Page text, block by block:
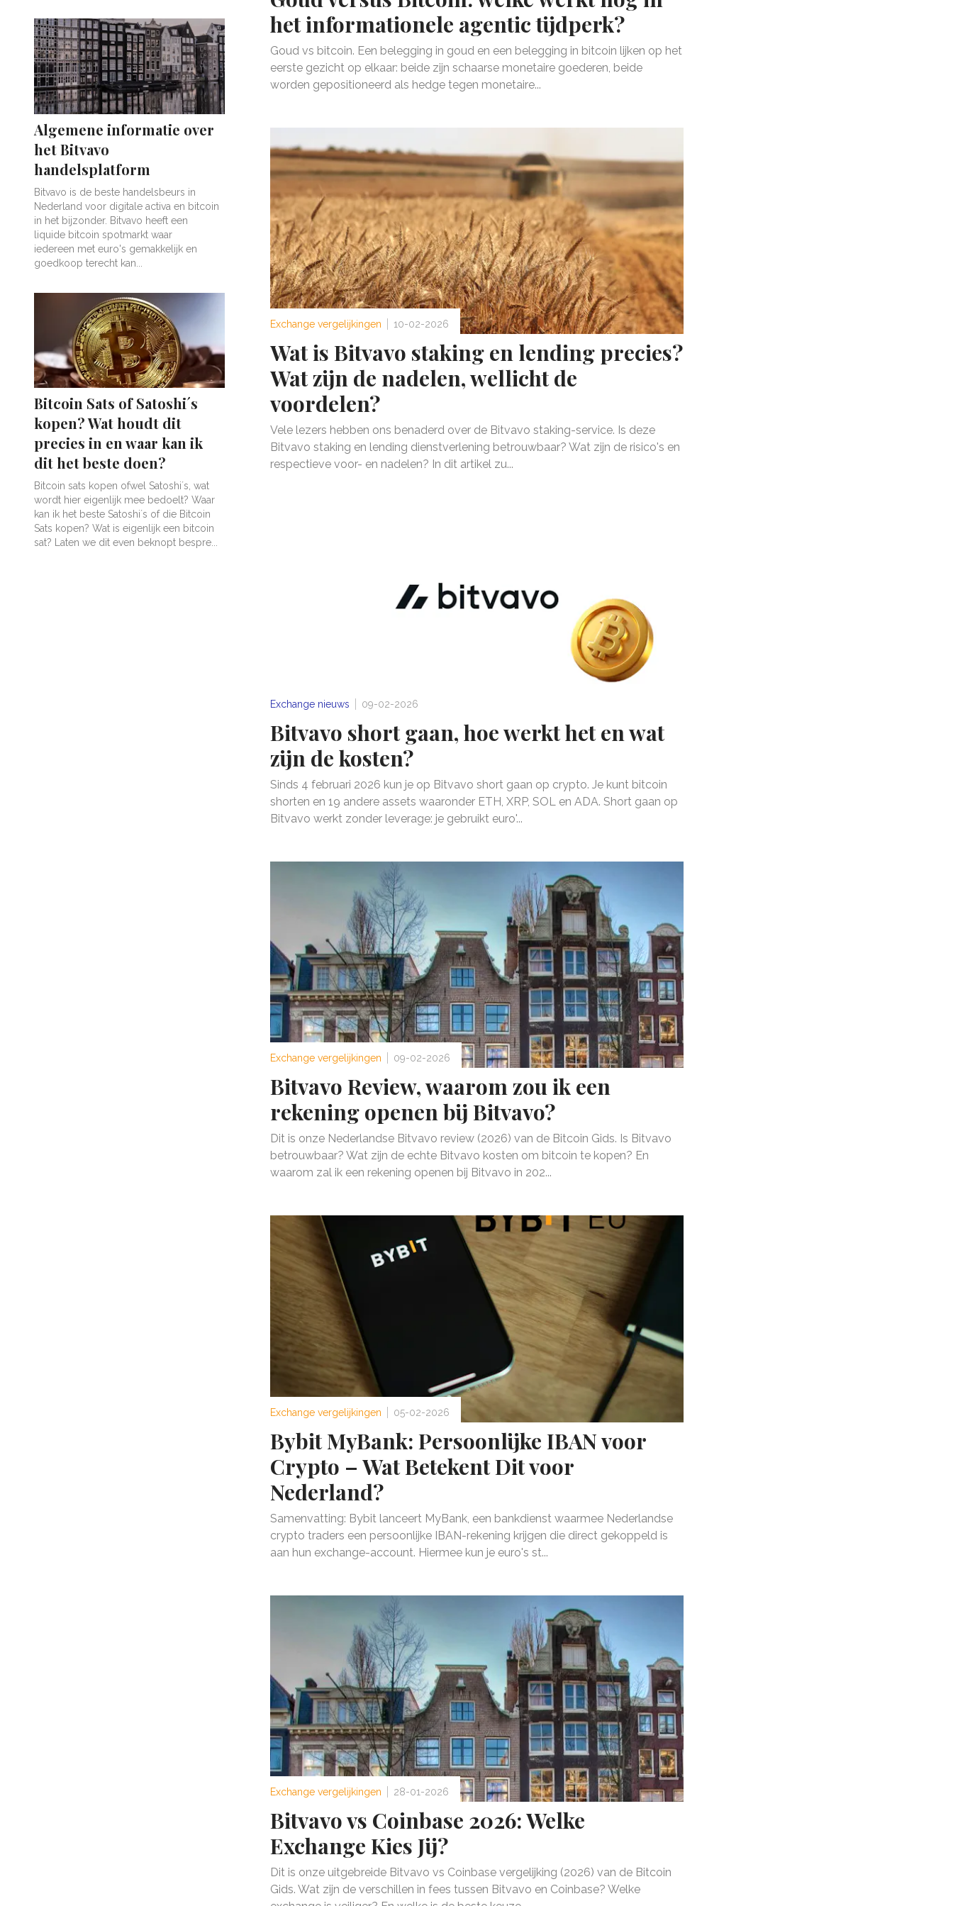
Algemene informatie over
het Bitvavo
handelsplatform
Bitvavo is de beste handelsbeurs in
Nederland voor digitale activa en bitcoin
in het bijzonder. Bitvavo heeft een
liquide bitcoin spotmarkt waar
iedereen met euro's gemakkelijk en
goedkoop terecht kan...
Bitcoin Sats of Satoshi´s
kopen? Wat houdt dit
precies in en waar kan ik
dit het beste doen?
B itcoin sats kopen ofwel Satoshi´s, wat
wordt hier eigenlijk mee bedoelt? Waar
kan ik het beste Satoshi´s of die Bitcoin
Sats kopen? Wat is eigenlijk een bitcoin
sat? Laten we dit even beknopt bespre...
het informationele agentic tijdperk?
Goud vs bitcoin. Een belegging in goud en een belegging in bitcoin lijken op het
eerste gezicht op elkaar: beide zijn schaarse monetaire goederen, beide
worden gepositioneerd als hedge tegen monetaire...
Exchange vergelijkingen 10-02-2026
Wat is Bitvavo staking en lending precies?
Wat zijn de nadelen, wellicht de
voordelen?
Vele lezers hebben ons benaderd over de Bitvavo staking-service. Is deze
Bitvavo staking en lending dienstverlening betrouwbaar? Wat zijn de risico's en
respectieve voor- en nadelen? In dit artikel zu...
Exchange nieuws 09-02-2026
Bitvavo short gaan, hoe werkt het en wat
zijn de kosten?
Sinds 4 februari 2026 kun je op Bitvavo short gaan op crypto. Je kunt bitcoin
shorten en 19 andere assets waaronder ETH, XRP, SOL en ADA. Short gaan op
Bitvavo werkt zonder leverage: je gebruikt euro'...
Exchange vergelijkingen 09-02-2026
Bitvavo Review, waarom zou ik een
rekening openen bij Bitvavo?
Dit is onze Nederlandse Bitvavo review (2026) van de Bitcoin Gids. Is Bitvavo
betrouwbaar? Wat zijn de echte Bitvavo kosten om bitcoin te kopen? En
waarom zal ik een rekening openen bij Bitvavo in 202...
Exchange vergelijkingen 05-02-2026
Bybit MyBank: Persoonlijke IBAN voor
Crypto – Wat Betekent Dit voor
Nederland?
Samenvatting: Bybit lanceert MyBank, een bankdienst waarmee Nederlandse
crypto traders een persoonlijke IBAN-rekening krijgen die direct gekoppeld is
aan hun exchange-account. Hiermee kun je euro's st...
Exchange vergelijkingen 28-01-2026
Bitvavo vs Coinbase 2026: Welke
Exchange Kies Jij?
Dit is onze uitgebreide Bitvavo vs Coinbase vergelijking (2026) van de Bitcoin
Gids. Wat zijn de verschillen in fees tussen Bitvavo en Coinbase? Welke